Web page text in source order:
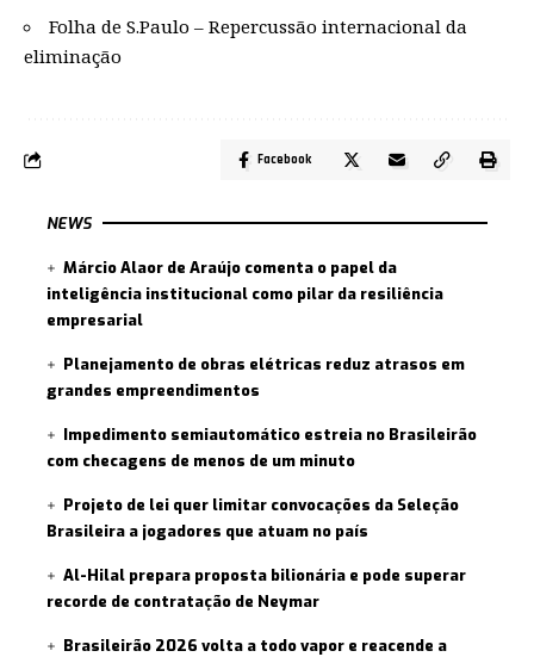
Folha de S.Paulo – Repercussão internacional da
eliminação
Facebook
NEWS
Márcio Alaor de Araújo comenta o papel da
inteligência institucional como pilar da resiliência
empresarial
Planejamento de obras elétricas reduz atrasos em
grandes empreendimentos
Impedimento semiautomático estreia no Brasileirão
com checagens de menos de um minuto
Projeto de lei quer limitar convocações da Seleção
Brasileira a jogadores que atuam no país
Al-Hilal prepara proposta bilionária e pode superar
recorde de contratação de Neymar
Brasileirão 2026 volta a todo vapor e reacende a